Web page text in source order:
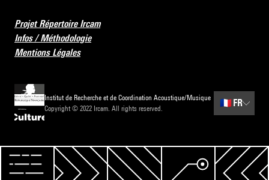
Projet Répertoire Ircam
Infos / Méthodologie
Mentions Légales
Institut de Recherche et de Coordination Acoustique/Musique
Copyright © 2022 Ircam. All rights reserved.
🇫🇷 FR